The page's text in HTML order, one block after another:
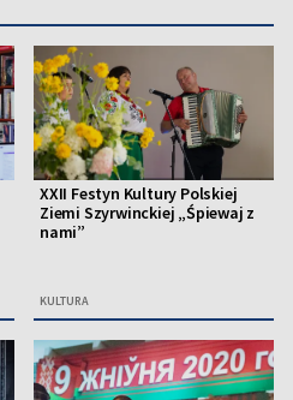
XXII Festyn Kultury Polskiej
Ziemi Szyrwinckiej „Śpiewaj z
nami”
KULTURA